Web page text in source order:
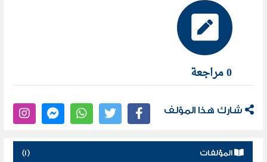
0 مراجعة
شارك هذا المؤلف
المؤلفات (1)